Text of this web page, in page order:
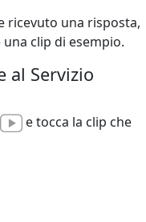
ricevuto una risposta,
clip di esempio.
al Servizio
e tocca la clip che